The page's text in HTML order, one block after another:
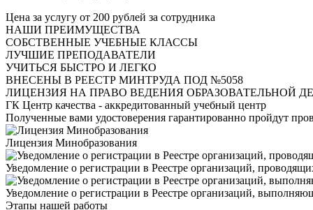
Цена за услугу от 200 рублей за сотрудника
НАШИ ПРЕИМУЩЕСТВА
СОБСТВЕННЫЕ УЧЕБНЫЕ КЛАССЫ
ЛУЧШИЕ ПРЕПОДАВАТЕЛИ
УЧИТЬСЯ БЫСТРО И ЛЕГКО
ВНЕСЕНЫ В РЕЕСТР МИНТРУДА ПОД №5058
ЛИЦЕНЗИЯ НА ПРАВО ВЕДЕНИЯ ОБРАЗОВАТЕЛЬНОЙ
ГК Центр качества - аккредитованный учебный центр
Полученные вами удостоверения гарантированно пройдут
Лицензия Минобразования
Уведомление о регистрации в Реестре организаций,
Уведомление о регистрации в Реестре организаций,
Этапы нашей работы